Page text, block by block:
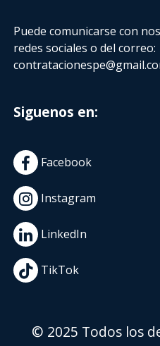
Puede comunicarse con
redes sociales o del correo:
Siguenos en:
Facebook
Instagram
LinkedIn
TikTok
© 2025 Todos los